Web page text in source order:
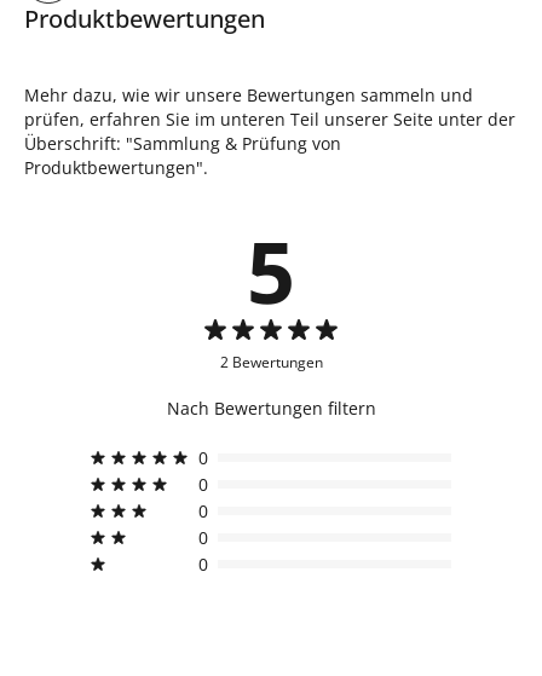
Produktbewertungen
Mehr dazu, wie wir unsere Bewertungen sammeln und
prüfen, erfahren Sie im unteren Teil unserer Seite unter der
Überschrift: "Sammlung & Prüfung von
Produktbewertungen".
5
2 Bewertungen
Nach Bewertungen filtern
0
0
0
0
0